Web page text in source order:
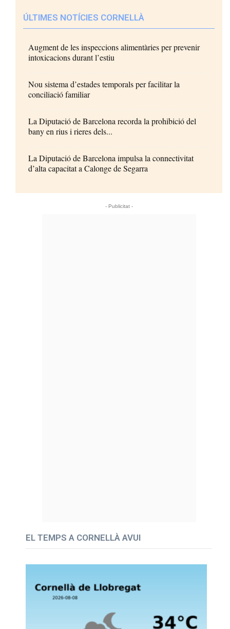
ÚLTIMES NOTÍCIES CORNELLÀ
Augment de les inspeccions alimentàries per prevenir
intoxicacions durant l’estiu
Nou sistema d’estades temporals per facilitar la
conciliació familiar
La Diputació de Barcelona recorda la prohibició del
bany en rius i rieres dels...
La Diputació de Barcelona impulsa la connectivitat
d’alta capacitat a Calonge de Segarra
- Publicitat -
EL TEMPS A CORNELLÀ AVUI